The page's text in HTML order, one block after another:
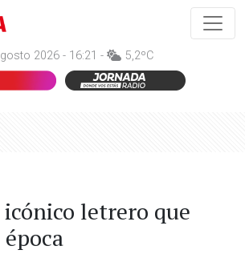
2026 - 16:21 - 5,2ºC
letrero que